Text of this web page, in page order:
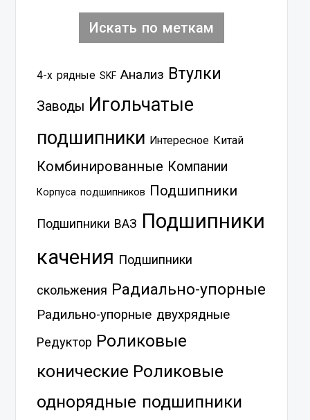
Искать по меткам
4-х рядные SKF Анализ Втулки
Заводы Игольчатые
подшипники Интересное Китай
Комбинированные Компании
Корпуса подшипников Подшипники
Подшипники ВАЗ Подшипники
качения Подшипники
скольжения Радиально-упорные
Радильно-упорные двухрядные
Редуктор Роликовые
конические Роликовые
однорядные подшипники